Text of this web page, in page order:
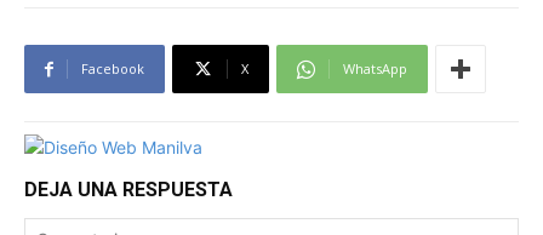
Facebook X WhatsApp
DEJA UNA RESPUESTA